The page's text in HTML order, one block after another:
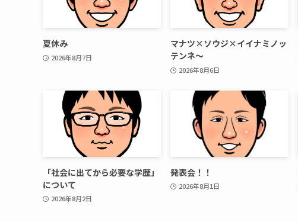
夏休み
2026年8月7日
マナツ×ソウジ×イイナミノッ
テンネ～
2026年8月6日
「社会に出てから必要な学歴」
について
2026年8月2日
発表会！！
2026年8月1日